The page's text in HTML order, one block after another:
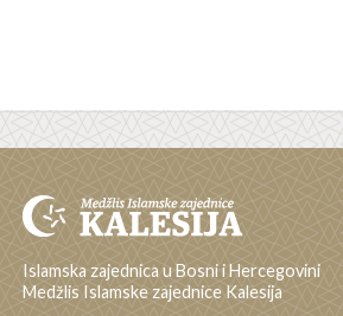
Islamska zajednica u Bosni i Hercegovini
Medžlis Islamske zajednice Kalesija